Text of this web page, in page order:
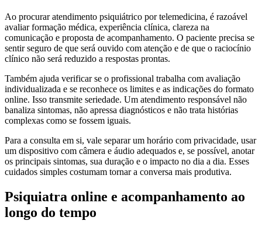
Ao procurar atendimento psiquiátrico por telemedicina, é razoável
avaliar formação médica, experiência clínica, clareza na
comunicação e proposta de acompanhamento. O paciente precisa se
sentir seguro de que será ouvido com atenção e de que o raciocínio
clínico não será reduzido a respostas prontas.
Também ajuda verificar se o profissional trabalha com avaliação
individualizada e se reconhece os limites e as indicações do formato
online. Isso transmite seriedade. Um atendimento responsável não
banaliza sintomas, não apressa diagnósticos e não trata histórias
complexas como se fossem iguais.
Para a consulta em si, vale separar um horário com privacidade, usar
um dispositivo com câmera e áudio adequados e, se possível, anotar
os principais sintomas, sua duração e o impacto no dia a dia. Esses
cuidados simples costumam tornar a conversa mais produtiva.
Psiquiatra online e acompanhamento ao
longo do tempo